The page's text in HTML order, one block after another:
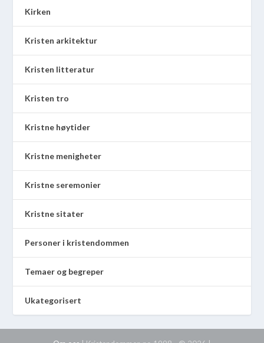
Kirken
Kristen arkitektur
Kristen litteratur
Kristen tro
Kristne høytider
Kristne menigheter
Kristne seremonier
Kristne sitater
Personer i kristendommen
Temaer og begreper
Ukategorisert